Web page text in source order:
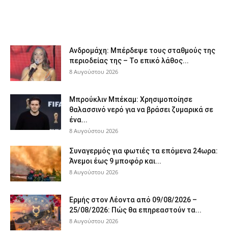
Ανδρομάχη: Μπέρδεψε τους σταθμούς της
περιοδείας της – Το επικό λάθος...
8 Αυγούστου 2026
Μπρούκλιν Μπέκαμ: Χρησιμοποίησε
θαλασσινό νερό για να βράσει ζυμαρικά σε
ένα...
8 Αυγούστου 2026
Συναγερμός για φωτιές τα επόμενα 24ωρα:
Άνεμοι έως 9 μποφόρ και...
8 Αυγούστου 2026
Ερμής στον Λέοντα από 09/08/2026 –
25/08/2026: Πώς θα επηρεαστούν τα...
8 Αυγούστου 2026